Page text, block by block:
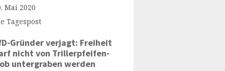
Mai 2020
Tagespost
Gründer verjagt: Freiheit
nicht von Trillerpfeifen-
untergraben werden